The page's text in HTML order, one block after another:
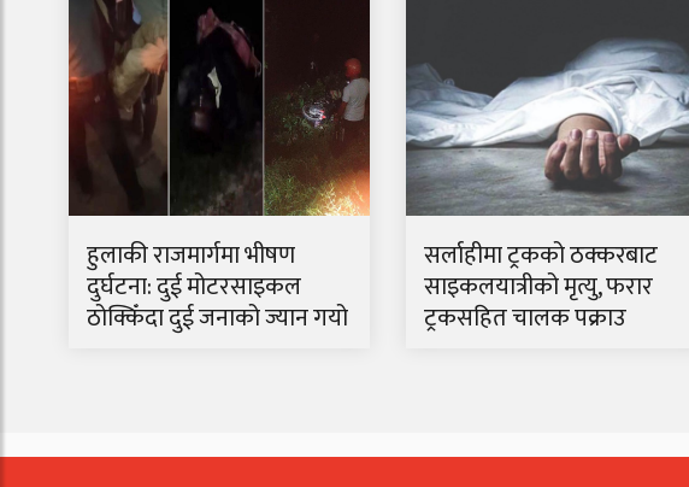
हुलाकी राजमार्गमा भीषण
दुर्घटना: दुई मोटरसाइकल
ठोक्किँदा दुई जनाको ज्यान गयो
सर्लाहीमा ट्रकको ठक्करबाट
साइकलयात्रीको मृत्यु, फरार
ट्रकसहित चालक पक्राउ